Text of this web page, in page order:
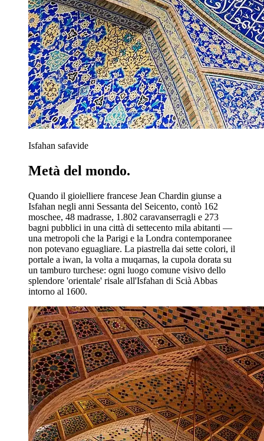
Isfahan safavide
Metà del mondo.
Quando il gioielliere francese Jean Chardin giunse a
Isfahan negli anni Sessanta del Seicento, contò 162
moschee, 48 madrasse, 1.802 caravanserragli e 273
bagni pubblici in una città di settecento mila abitanti —
una metropoli che la Parigi e la Londra contemporanee
non potevano eguagliare. La piastrella dai sette colori, il
portale a iwan, la volta a muqarnas, la cupola dorata su
un tamburo turchese: ogni luogo comune visivo dello
splendore 'orientale' risale all'Isfahan di Scià Abbas
intorno al 1600.